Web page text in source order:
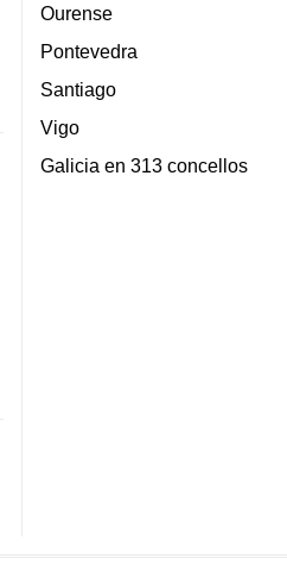
Ourense
Pontevedra
Santiago
Vigo
Galicia en 313 concellos